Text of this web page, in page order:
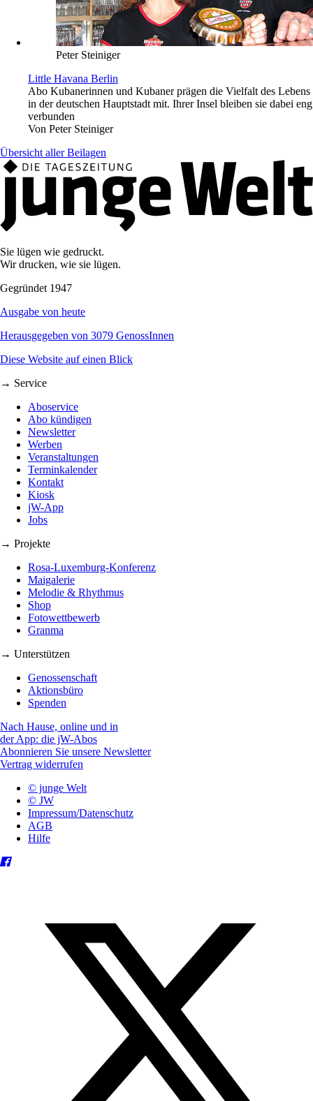
Peter Steiniger
Little Havana Berlin
Abo Kubanerinnen und Kubaner prägen die Vielfalt des Lebens
in der deutschen Hauptstadt mit. Ihrer Insel bleiben sie dabei eng
verbunden
Von Peter Steiniger
Übersicht aller Beilagen
Sie lügen wie gedruckt.
Wir drucken, wie sie lügen.
Gegründet 1947
Ausgabe von heute
Herausgegeben von 3079 GenossInnen
Diese Website auf einen Blick
→ Service
Aboservice
Abo kündigen
Newsletter
Werben
Veranstaltungen
Terminkalender
Kontakt
Kiosk
jW-App
Jobs
→ Projekte
Rosa-Luxemburg-Konferenz
Maigalerie
Melodie & Rhythmus
Shop
Fotowettbewerb
Granma
→ Unterstützen
Genossenschaft
Aktionsbüro
Spenden
Nach Hause, online und in
der App: die jW-Abos
Abonnieren Sie unsere Newsletter
Vertrag widerrufen
© junge Welt
© JW
Impressum/Datenschutz
AGB
Hilfe